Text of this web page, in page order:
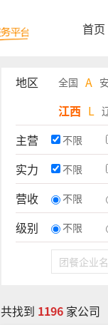
首页
地区 全国 A
江西 L
主营 不限
实力 不限
营收 不限
级别 不限
共找到 1196 家公司